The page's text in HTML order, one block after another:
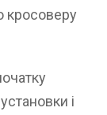
кросоверу
і